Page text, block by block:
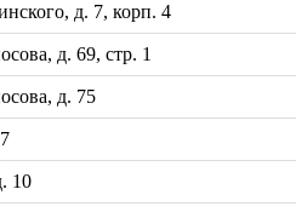
д. 7, корп. 4
д. 69, стр. 1
д. 75
10